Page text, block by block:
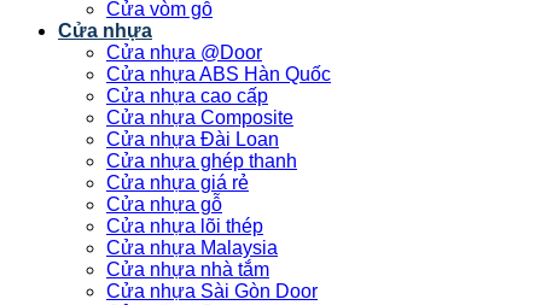
Cửa vòm gỗ
Cửa nhựa
Cửa nhựa @Door
Cửa nhựa ABS Hàn Quốc
Cửa nhựa cao cấp
Cửa nhựa Composite
Cửa nhựa Đài Loan
Cửa nhựa ghép thanh
Cửa nhựa giá rẻ
Cửa nhựa gỗ
Cửa nhựa lõi thép
Cửa nhựa Malaysia
Cửa nhựa nhà tắm
Cửa nhựa Sài Gòn Door